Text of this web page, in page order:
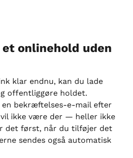
onlinehold uden
klar endnu, kan du lade
offentliggøre holdet.
en bekræftelses-e-mail efter
ikke være der — heller ikke
det først, når du tilføjer det
sendes også automatisk